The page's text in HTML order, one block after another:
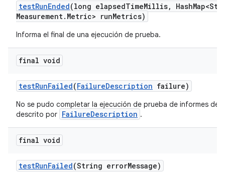
testRunEnded(long elapsedTimeMillis, Hash
Measurement. Metric> runMetrics)
Informa el final de una ejecución de prueba.
final void
testRunFailed(FailureDescription failure)
No se pudo completar la ejecución de prueba de informes
descrito por FailureDescription .
final void
testRunFailed(String errorMessage)